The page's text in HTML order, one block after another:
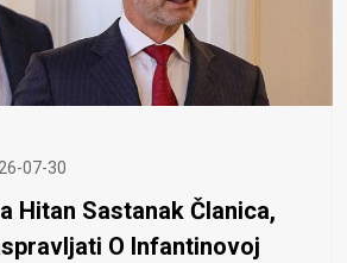
07-30
Hitan Sastanak Članica,
O Infantinovoj